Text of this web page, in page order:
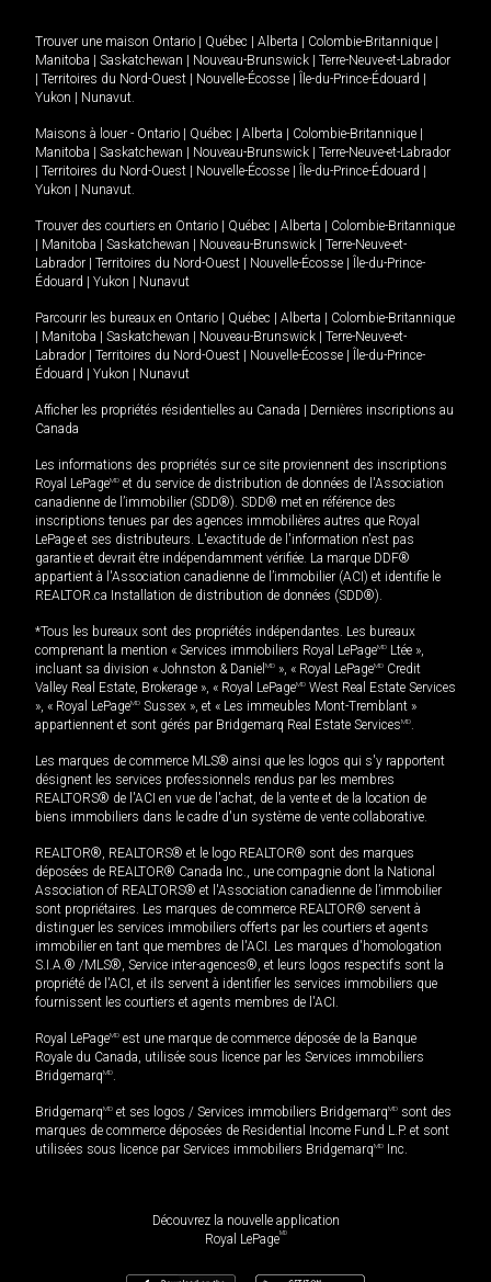
Trouver une maison Ontario Québec Alberta Colombie-Britannique
Manitoba
Saskatchewan Nouveau-Brunswick
Terre-Neuve-et-Labrador
Territoires du Nord-Ouest Nouvelle-Écosse Île-du-Prince-Édouard
Yukon
Nunavut.
Maisons à louer - Ontario Québec Alberta Colombie-Britannique
Manitoba
Saskatchewan Nouveau-Brunswick
Terre-Neuve-et-Labrador
Territoires du Nord-Ouest Nouvelle-Écosse Île-du-Prince-Édouard
Yukon
Nunavut.
Trouver des courtiers en Ontario Québec Alberta
Colombie-Britannique
Manitoba Saskatchewan Nouveau-Brunswick
Terre-Neuve-et-
Labrador
Territoires du Nord-Ouest Nouvelle-Écosse
Île-du-Prince-
Édouard
Yukon Nunavut
Parcourir les bureaux en Ontario Québec Alberta
Colombie-Britannique
Manitoba Saskatchewan Nouveau-Brunswick
Terre-Neuve-et-
Labrador
Territoires du Nord-Ouest Nouvelle-Écosse
Île-du-Prince-
Édouard
Yukon Nunavut
Afficher les propriétés résidentielles au Canada
Dernières inscriptions au
Canada
Les informations des propriétés sur ce site proviennent des inscriptions
Royal LePageMD et du service de distribution de données de l'Association
canadienne de l’immobilier (SDD®). SDD® met en référence des
inscriptions tenues par des agences immobilières autres que Royal
LePage et ses distributeurs. L'exactitude de l'information n'est pas
garantie et devrait être indépendamment vérifiée. La marque DDF®
appartient à l'Association canadienne de l’immobilier (ACI) et identifie le
REALTOR.ca Installation de distribution de données (SDD®).
*Tous les bureaux sont des propriétés indépendantes. Les bureaux
comprenant la mention « Services immobiliers Royal LePageMD Ltée »,
incluant sa division « Johnston & Daniel MD », « Royal LePageMD Credit
Valley Real Estate, Brokerage », « Royal LePageMD West Real Estate Services
», « Royal LePageMD Sussex », et « Les immeubles Mont-Tremblant »
appartiennent et sont gérés par Bridgemarq Real Estate ServicesMD.
Les marques de commerce MLS® ainsi que les logos qui s'y rapportent
désignent les services professionnels rendus par les membres
REALTORS® de l'ACI en vue de l'achat, de la vente et de la location de
biens immobiliers dans le cadre d'un système de vente collaborative.
REALTOR®, REALTORS® et le logo REALTOR® sont des marques
déposées de REALTOR® Canada Inc., une compagnie dont la National
Association of REALTORS® et l'Association canadienne de l’immobilier
sont propriétaires. Les marques de commerce REALTOR® servent à
distinguer les services immobiliers offerts par les courtiers et agents
immobilier en tant que membres de l'ACI. Les marques d'homologation
S.I.A.® /MLS®, Service inter-agences®, et leurs logos respectifs sont la
propriété de l'ACI, et ils servent à identifier les services immobiliers que
fournissent les courtiers et agents membres de l'ACI.
Royal LePageMD est une marque de commerce déposée de la Banque
Royale du Canada, utilisée sous licence par les Services immobiliers
BridgemarqMD.
BridgemarqMD et ses logos / Services immobiliers BridgemarqMD sont des
marques de commerce déposées de Residential Income Fund L.P. et sont
utilisées sous licence par Services immobiliers BridgemarqMD Inc.
Découvrez la nouvelle application
Royal LePageMD